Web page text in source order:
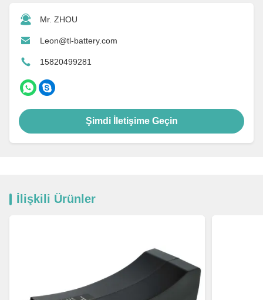
Mr. ZHOU
Leon@tl-battery.com
15820499281
Şimdi İletişime Geçin
İlişkili Ürünler